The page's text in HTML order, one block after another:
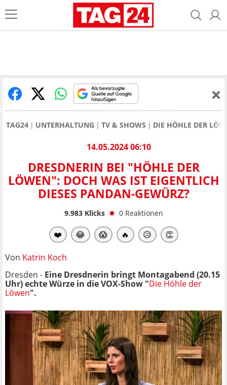
TAG24 UNTERHALTUNG TV & SHOWS DIE HÖHLE DER
14.05.2024 06:10
DRESDNERIN BEI "HÖHLE DER
LÖWEN": DOCH WAS IST EIGENTLICH
DIESES PANDAN-GEWÜRZ?
9.983Klicks 0 Reaktionen
❤️ 😂 😱 🔥 😥 👏
Von Katrin Koch
Dresden - Eine Dresdnerin bringt Montagabend (20.15
Uhr) echte Würze in die VOX-Show "Die Höhle der
Löwen".